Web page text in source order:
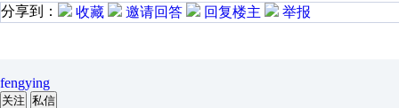
分享到：
收藏 邀请回答 回复楼主 举报
fengying
关注 私信